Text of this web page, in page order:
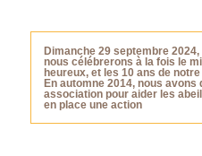
Dimanche 29 septembre
nous célébrerons à la fois le
heureux, et les 10 ans de
En automne 2014, nous
association pour aider les
en place une action